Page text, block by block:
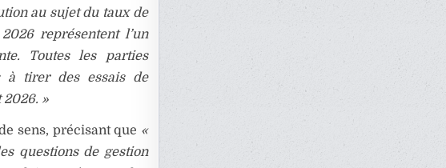
au sujet du taux de
représentent l’un
Toutes les parties
à tirer des essais de
»
sens, précisant que «
questions de gestion